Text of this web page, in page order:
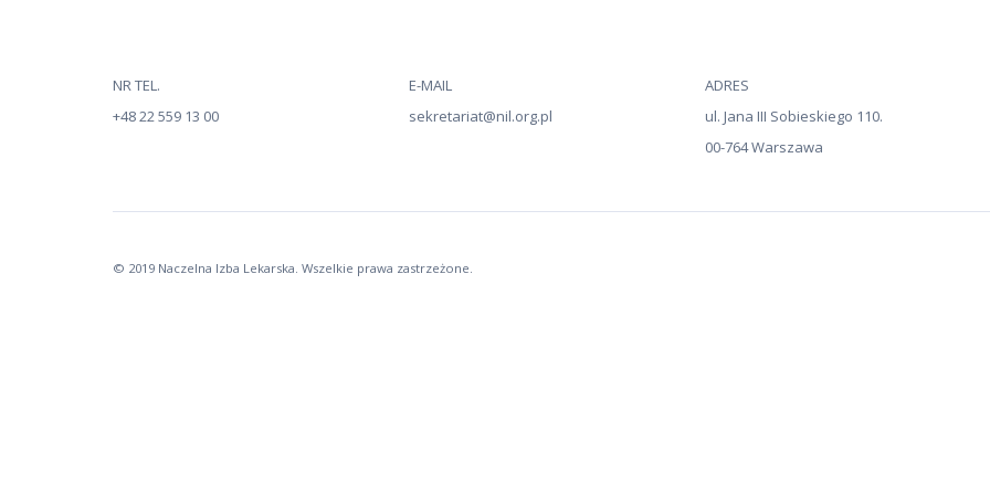
NR TEL.
+48 22 559 13 00
E-MAIL
sekretariat@nil.org.pl
ADRES
ul. Jana III Sobieskiego 110.
00-764 Warszawa
© 2019 Naczelna Izba Lekarska. Wszelkie prawa zastrzeżone.